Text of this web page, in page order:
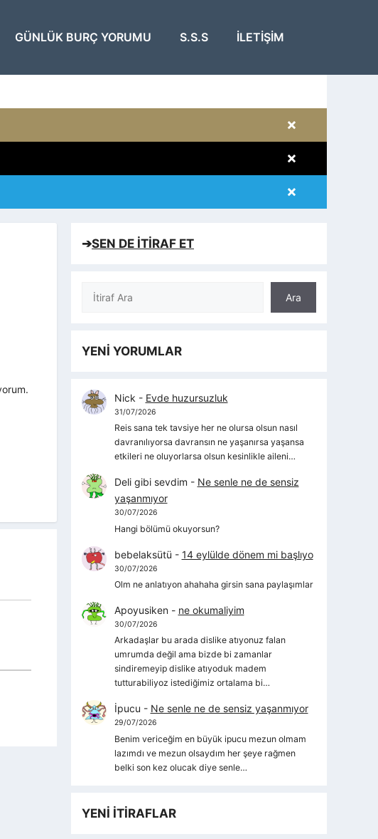
GÜNLÜK BURÇ YORUMU S.S.S İLETIŞIM
×
×
×
➔SEN DE İTİRAF ET
Ara
Ara
YENİ YORUMLAR
Nick - Evde huzursuzluk
31/07/2026
Reis sana tek tavsiye her ne olursa olsun nasıl
davranılıyorsa davransın ne yaşanırsa yaşansa
etkileri ne oluyorlarsa olsun kesinlikle aileni…
Deli gibi sevdim - Ne senle ne de sensiz
yaşanmıyor
30/07/2026
Hangi bölümü okuyorsun?
bebelaksütü - 14 eylülde dönem mi başlıyo
30/07/2026
Olm ne anlatıyon ahahaha girsin sana paylaşımlar
Apoyusiken- ne okumaliyim
30/07/2026
Arkadaşlar bu arada dislike atıyonuz falan
umrumda değil ama bizde bi zamanlar
sindiremeyip dislike atıyoduk madem
tutturabiliyoz istediğimiz ortalama bi…
İpucu - Ne senle ne de sensiz yaşanmıyor
29/07/2026
Benim vericeğim en büyük ipucu mezun olmam
lazımdı ve mezun olsaydım her şeye rağmen
belki son kez olucak diye senle…
YENİ İTİRAFLAR